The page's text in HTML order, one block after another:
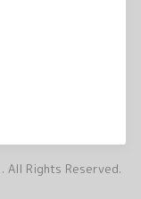
. All Rights Reserved.